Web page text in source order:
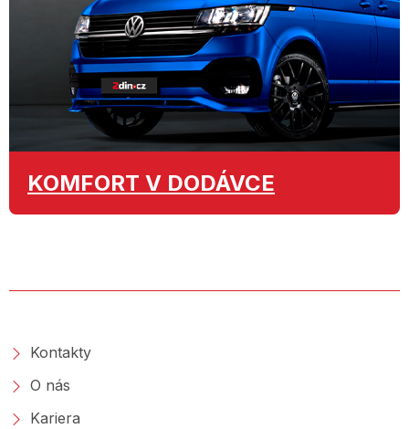
KOMFORT V DODÁVCE
Kontakty
O nás
Kariera